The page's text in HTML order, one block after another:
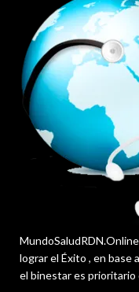
lograr el Éxito , en base
el binestar es prioritario